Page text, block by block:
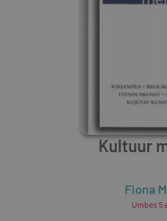
Kultuur
Fiona
Umbes 5